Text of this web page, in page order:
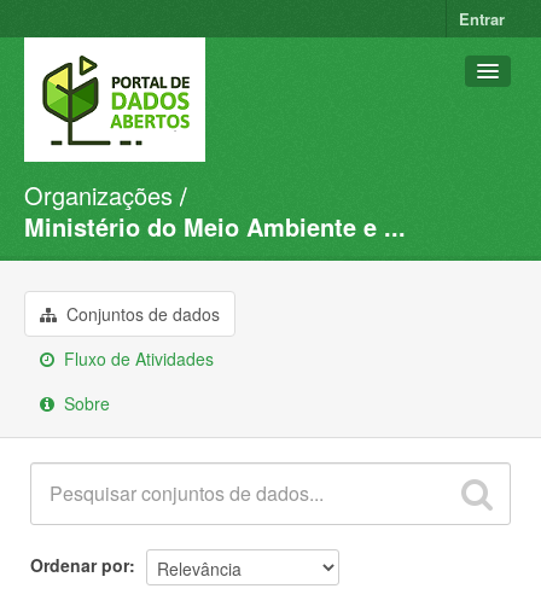
Entrar
Conjuntos de dados
Organizações
Sobre
Organizações
Ministério do Meio Ambiente e ...
Conjuntos de dados
Fluxo de Atividades
Sobre
Ordenar por